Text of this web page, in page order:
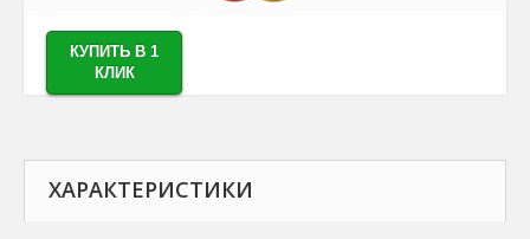
КУПИТЬ В 1
КЛИК
ХАРАКТЕРИСТИКИ